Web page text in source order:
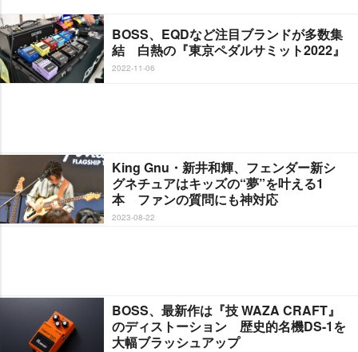
BOSS、EQDなど注目ブランドが多数集
結 白熱の『東京ペダルサミット2022』
2022-11-06
King Gnu・新井和輝、フェンダー新シ
グネチュアはキッズの“夢”を叶える1
本 ファンの質問にも神対応
2023-08-22
BOSS、最新作は『技 WAZA CRAFT』
のディストーション 歴史的名機DS-1を
大幅ブラッシュアップ